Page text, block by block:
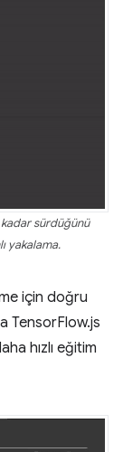
sürdüğünü
yakalama.
için doğru
TensorFlow.js
hızlı eğitim